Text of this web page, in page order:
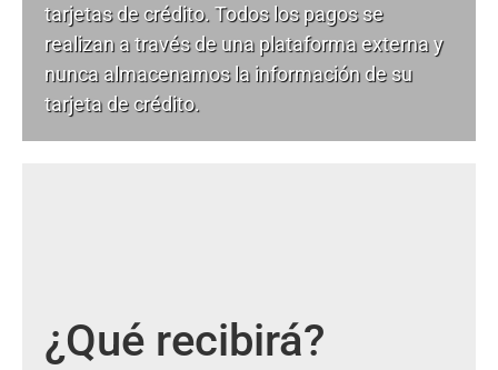
tarjetas de crédito. Todos los pagos se
realizan a través de una plataforma externa y
nunca almacenamos la información de su
tarjeta de crédito.
¿Qué recibirá?